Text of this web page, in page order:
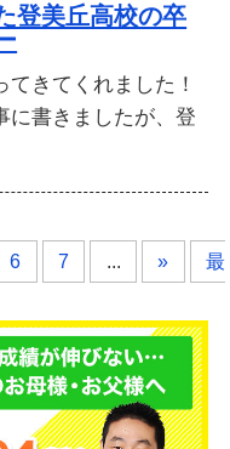
登美丘高校の卒
きてくれました！
に書きましたが、登
6 7 ... »
最